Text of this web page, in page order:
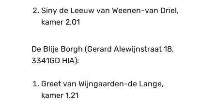
Siny de Leeuw van Weenen-van Driel,
kamer 2.01
De Blije Borgh (Gerard Alewijnstraat 18,
3341GD HIA):
Greet van Wijngaarden-de Lange,
kamer 1.21